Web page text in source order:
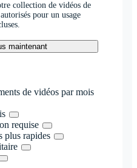
collection de vidéos de
pour un usage
maintenant
de vidéos par mois
requise
plus rapides